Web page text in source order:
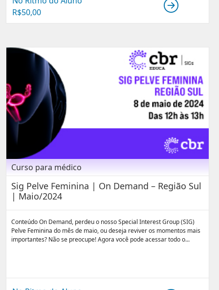
R$50,00
Curso para médico
Sig Pelve Feminina | On Demand – Região Sul
| Maio/2024
Conteúdo On Demand, perdeu o nosso Special Interest Group (SIG)
Pelve Feminina do mês de maio, ou deseja reviver os momentos mais
importantes? Não se preocupe! Agora você pode acessar todo o...